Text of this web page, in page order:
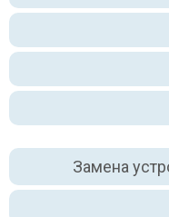
Замена